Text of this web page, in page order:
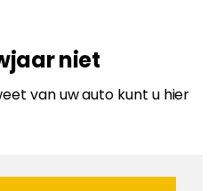
niet
van uw auto kunt u hier